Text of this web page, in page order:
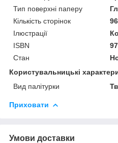
Тип поверхні паперу
Кількість сторінок
96
Ілюстрації
ISBN
Стан
Користувальницькі
Вид палітурки
Приховати
Умови доставки